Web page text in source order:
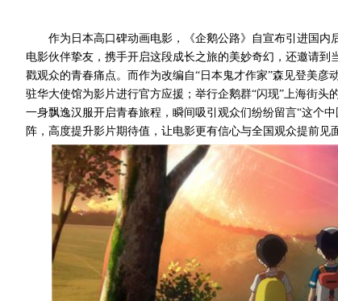
作为日本高口碑动画电影，《企鹅公路》自宣布引进国
电影伙伴挚友，携手开启这段成长之旅的美妙奇幻，还邀请
戳观众的青春痛点。而作为改编自“日本鬼才作家”森见登美
驻华大使馆为影片进行官方应援；举行企鹅群“闪现”上海街
一身飘逸汉服开启青春旅程，瞬间吸引观众们纷纷留言“这个
阵，高度提升影片期待值，让电影更有信心与全国观众提前见